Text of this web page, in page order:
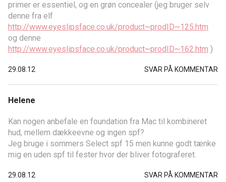
primer er essentiel, og en grøn concealer (jeg bruger selv
denne fra elf
http://www.eyeslipsface.co.uk/product~prodID~125.htm
og denne
http://www.eyeslipsface.co.uk/product~prodID~162.htm )
29.08.12 SVAR PÅ KOMMENTAR
Helene
Kan nogen anbefale en foundation fra Mac til kombineret
hud, mellem dækkeevne og ingen spf?
Jeg bruge i sommers Select spf 15 men kunne godt tænke
mig en uden spf til fester hvor der bliver fotograferet.
29.08.12 SVAR PÅ KOMMENTAR